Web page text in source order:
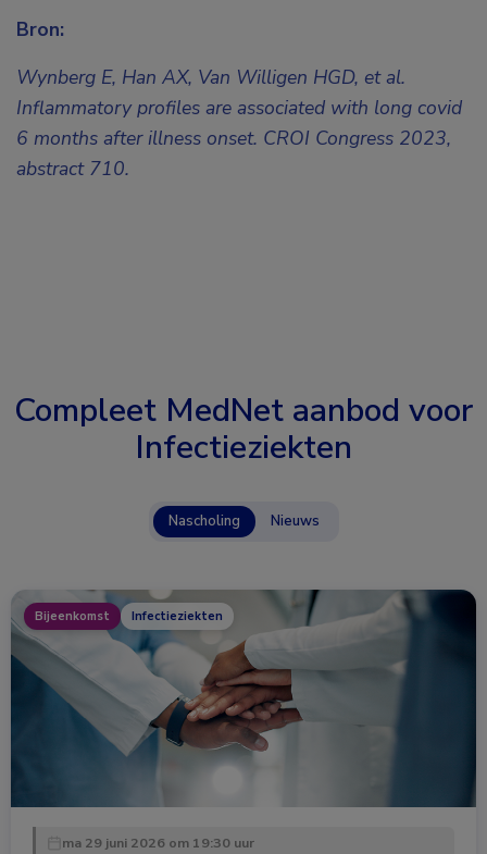
Bron:
Wynberg E, Han AX, Van Willigen HGD, et al.
Inflammatory profiles are associated with long covid
6 months after illness onset. CROI Congress 2023,
abstract 710.
Compleet MedNet aanbod voor
Infectieziekten
Nascholing Nieuws
Bijeenkomst Infectieziekten
ma 29 juni 2026 om 19:30 uur